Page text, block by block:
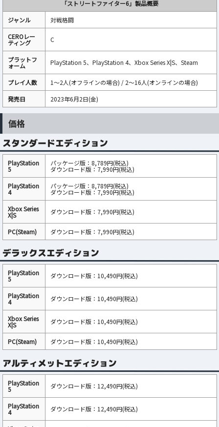
「ストリートファイター6」製品概要
ジャンル
対戦格闘
CEROレー
ティング C
プラットフ
ォーム PlayStation 5、PlayStation 4、Xbox Series X|S、Steam
プレイ人数
1～2人(オフラインの場合) / 2～16人(オンラインの場合)
発売日
2023年6月2日(金)
価格
スタンダードエディション
PlayStation
5
パッケージ版：8,789円(税込)
ダウンロード版：7,990円(税込)
PlayStation
4
パッケージ版：8,789円(税込)
ダウンロード版：7,990円(税込)
Xbox Series
X|S ダウンロード版：7,990円(税込)
PC(Steam) ダウンロード版：7,990円(税込)
デラックスエディション
PlayStation
5 ダウンロード版：10,490円(税込)
PlayStation
4 ダウンロード版：10,490円(税込)
Xbox Series
X|S ダウンロード版：10,490円(税込)
PC(Steam) ダウンロード版：10,490円(税込)
アルティメットエディション
PlayStation
5 ダウンロード版：12,490円(税込)
PlayStation
4 ダウンロード版：12,490円(税込)